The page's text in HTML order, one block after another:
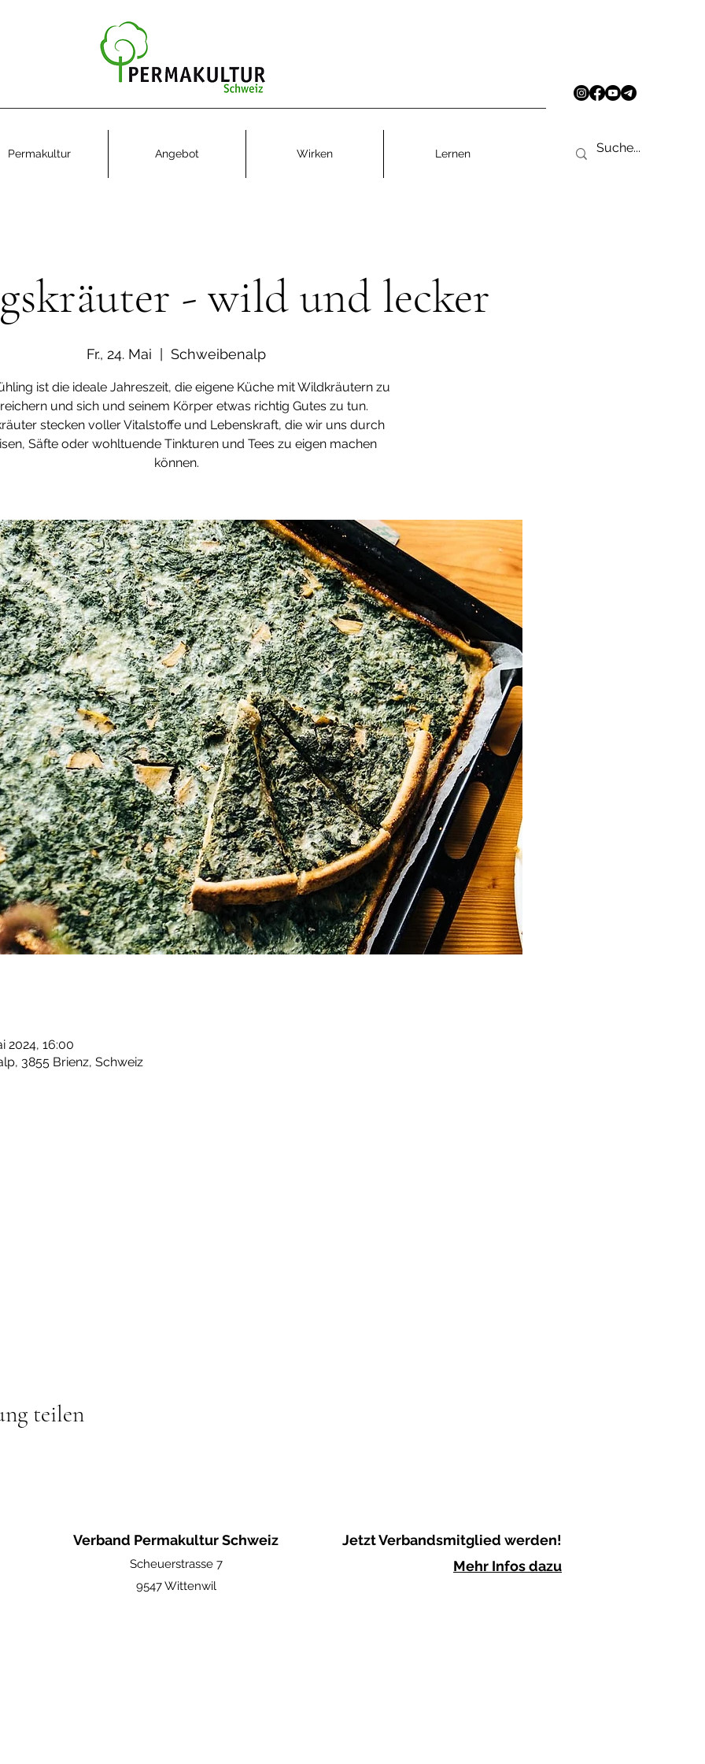
Permakultur Angebot Wirken Lernen
- wild und lecker
Fr., 24. Mai Schweibenalp
ist die ideale Jahreszeit, die eigene Küche mit Wildkräutern zu
und sich und seinem Körper etwas richtig Gutes zu tun.
stecken voller Vitalstoffe und Lebenskraft, die wir uns durch
Säfte oder wohltuende Tinkturen und Tees zu eigen machen
können.
2024, 16:00
3855 Brienz, Schweiz
teilen
Verband Permakultur Schweiz
Scheuerstrasse 7
9547 Wittenwil
Jetzt Verbandsmitglied werden!
Mehr Infos dazu